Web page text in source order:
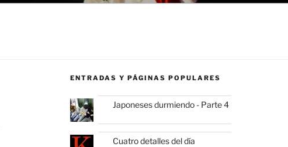
ENTRADAS Y PÁGINAS POPULARES
Japoneses durmiendo - Parte 4
Cuatro detalles del día